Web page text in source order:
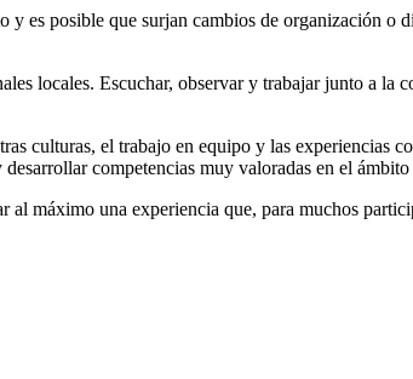
es posible que surjan cambios de organización o
locales. Escuchar, observar y trabajar junto a la
culturas, el trabajo en equipo y las experiencias
competencias muy valoradas en el
máximo una experiencia que, para muchos